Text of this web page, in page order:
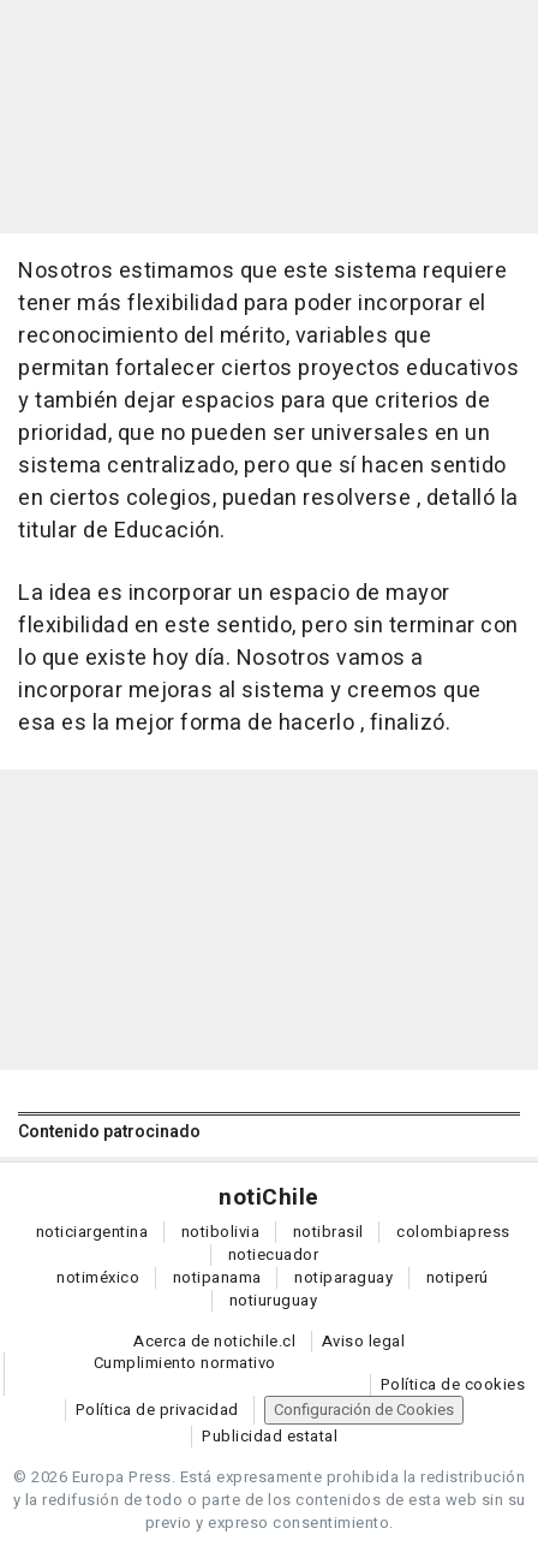
Nosotros estimamos que este sistema requiere
tener más flexibilidad para poder incorporar el
reconocimiento del mérito, variables que
permitan fortalecer ciertos proyectos educativos
y también dejar espacios para que criterios de
prioridad, que no pueden ser universales en un
sistema centralizado, pero que sí hacen sentido
en ciertos colegios, puedan resolverse , detalló la
titular de Educación.
La idea es incorporar un espacio de mayor
flexibilidad en este sentido, pero sin terminar con
lo que existe hoy día. Nosotros vamos a
incorporar mejoras al sistema y creemos que
esa es la mejor forma de hacerlo , finalizó.
Contenido patrocinado
notiChile
noticiargentina notibolivia notibrasil colombiapress
notiecuador
notiméxico notipanama notiparaguay notiperú
notiuruguay
Acerca de notichile.cl
Aviso legal
Cumplimiento normativo
Política de cookies
Política de privacidad
Configuración de Cookies
Publicidad estatal
© 2026 Europa Press. Está expresamente prohibida la redistribución
y la redifusión de todo o parte de los contenidos de esta web sin su
previo y expreso consentimiento.